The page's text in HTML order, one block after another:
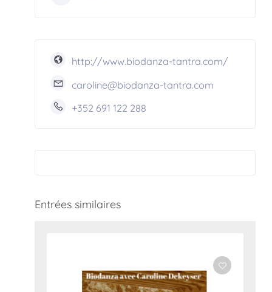
http://www.biodanza-tantra.com/
caroline@biodanza-tantra.com
+352 691 122 288
Entrées similaires